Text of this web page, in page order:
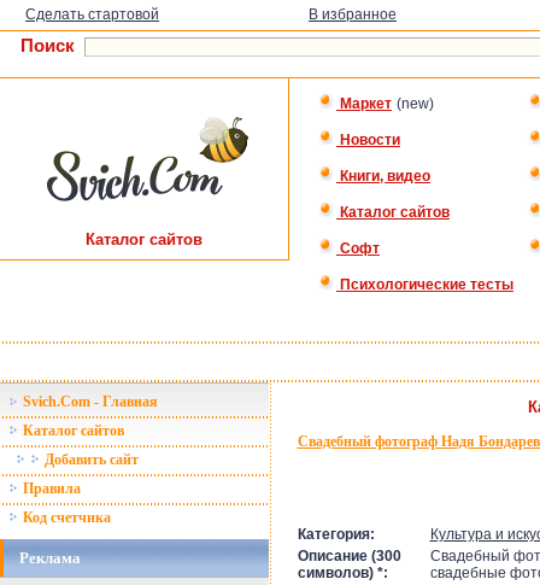
Сделать стартовой В избранное
Поиск
Каталог сайтов
Маркет (new)
Новости
Книги, видео
Каталог сайтов
Софт
Психологические тесты
Svich.Com - Главная
Каталог сайтов
Добавить сайт
Правила
Код счетчика
Реклама
Свадебный фотограф Надя
Категория:
Культура и
Описание (300
символов) *:
Свадебный
свадебные